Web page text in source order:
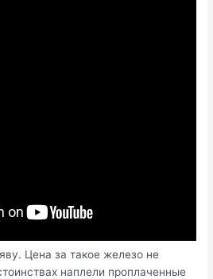
Цена за такое железо не
наплели проплаченные